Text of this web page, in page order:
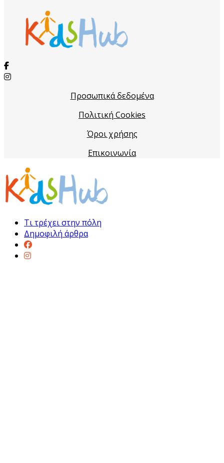
Προσωπικά δεδομένα
Πολιτική Cookies
Όροι χρήσης
Επικοινωνία
Τι τρέχει στην πόλη
Δημοφιλή άρθρα